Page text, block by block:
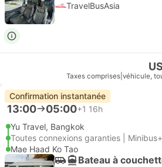
TravelBusAsia
Taxes comprises véhicule,
Confirmation instantanée
13:00 05:00+1 16h
Yu Travel, Bangkok
Toutes connexions garanties |
Mae Haad Ko Tao